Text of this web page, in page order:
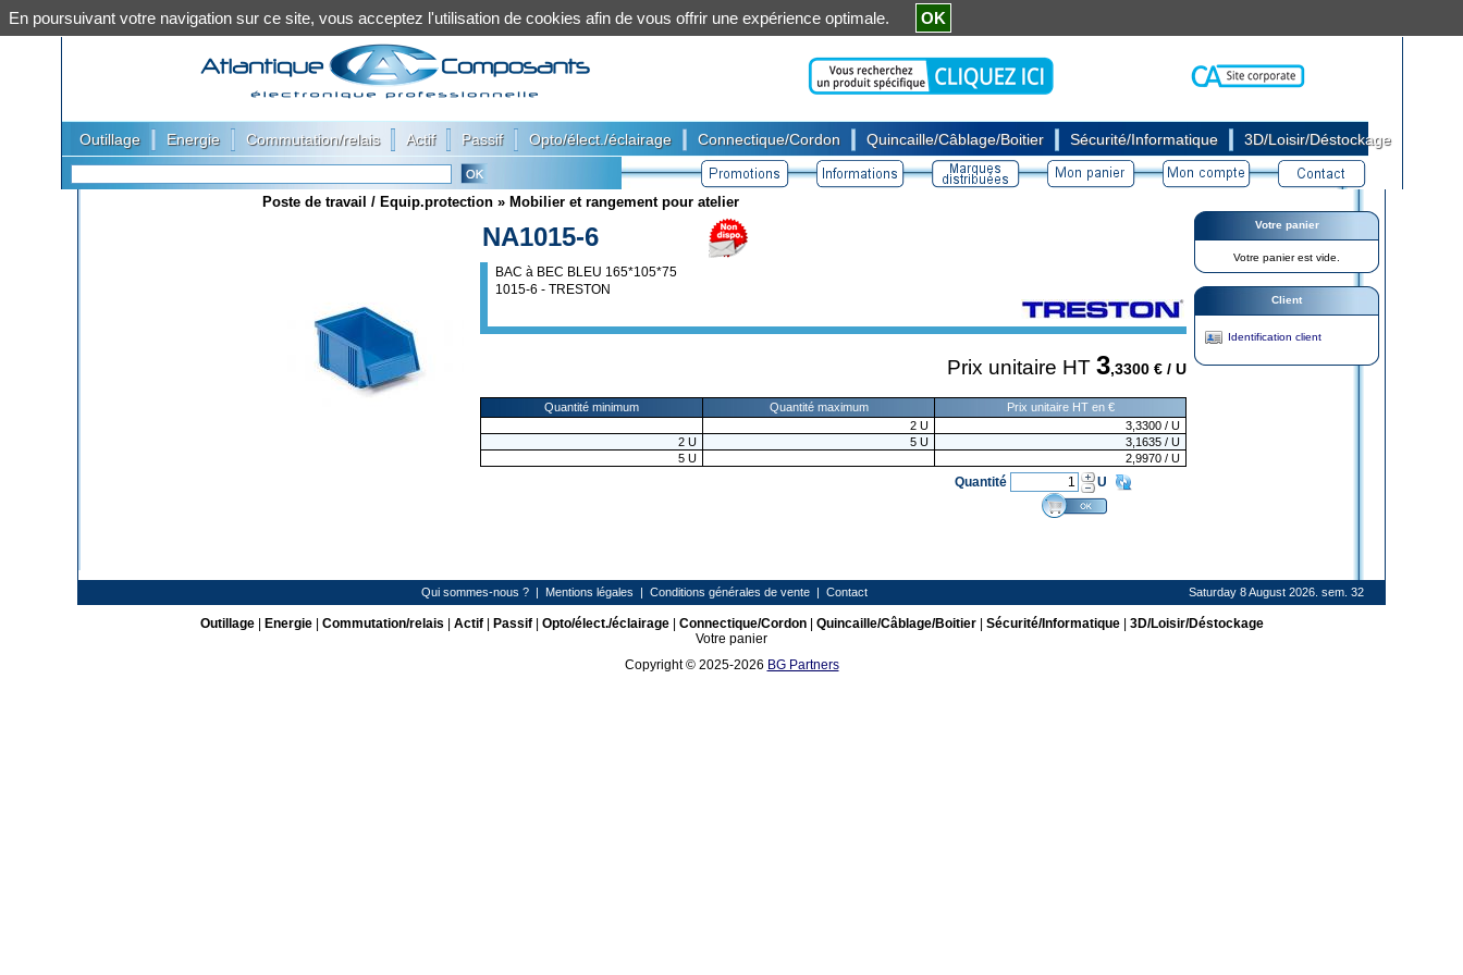
Outillage Energie Commutation/relais Actif Passif Opto/élect./éclairage Connectique/Cordon Quincaille/Câblage/Boitier Sécurité/Informatique 3D/Loisir/Déstockage
Poste de travail / Equip.protection » Mobilier et rangement pour atelier
NA1015-6
BAC à BEC BLEU 165*105*75
1015-6 - TRESTON
Prix unitaire HT 3,3300 € / U
Quantité minimum Quantité maximum
Prix unitaire HT en €
2 U 3,3300 / U
2 U 5 U 3,1635 / U
5 U 2,9970 / U
Quantité U
Votre panier
Votre panier est vide.
Client
Identification client
Qui sommes-nous ?| Mentions légales | Conditions générales de vente| Contact Saturday 8 August 2026. sem. 32
Outillage| Energie| Commutation/relais Actif| Passif| Opto/élect./éclairage| Connectique/Cordon| Quincaille/Câblage/Boitier| Sécurité/Informatique| 3D/Loisir/Déstockage
Votre panier
Copyright © 2025-2026 BG Partners
En poursuivant votre navigation sur ce site, vous acceptez l'utilisation de cookies afin de vous offrir une expérience optimale. OK